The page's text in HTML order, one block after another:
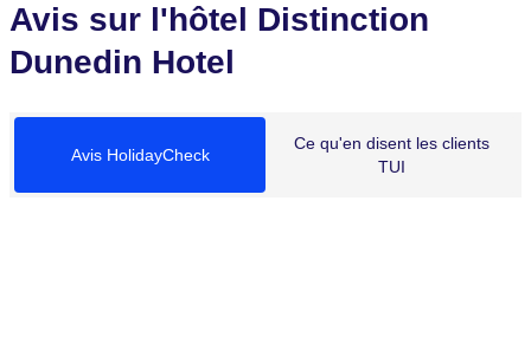
Avis sur l'hôtel Distinction
Dunedin Hotel
Avis HolidayCheck
Ce qu'en disent les clients
TUI